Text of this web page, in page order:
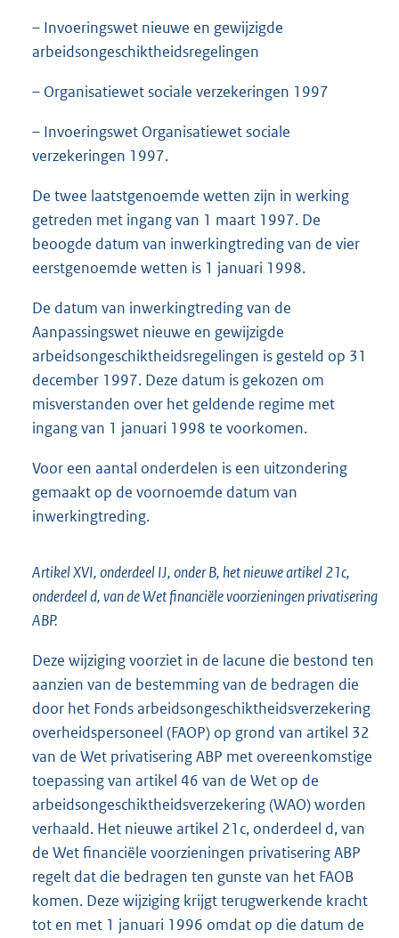
– Invoeringswet nieuwe en gewijzigde
arbeidsongeschiktheidsregelingen
– Organisatiewet sociale verzekeringen 1997
– Invoeringswet Organisatiewet sociale
verzekeringen 1997.
De twee laatstgenoemde wetten zijn in werking
getreden met ingang van 1 maart 1997. De
beoogde datum van inwerkingtreding van de vier
eerstgenoemde wetten is 1 januari 1998.
De datum van inwerkingtreding van de
Aanpassingswet nieuwe en gewijzigde
arbeidsongeschiktheidsregelingen is gesteld op 31
december 1997. Deze datum is gekozen om
misverstanden over het geldende regime met
ingang van 1 januari 1998 te voorkomen.
Voor een aantal onderdelen is een uitzondering
gemaakt op de voornoemde datum van
inwerkingtreding.
Artikel XVI, onderdeel IJ, onder B, het nieuwe artikel 21c,
onderdeel d, van de Wet financiële voorzieningen privatisering
ABP.
Deze wijziging voorziet in de lacune die bestond ten
aanzien van de bestemming van de bedragen die
door het Fonds arbeidsongeschiktheidsverzekering
overheidspersoneel (FAOP) op grond van artikel 32
van de Wet privatisering ABP met overeenkomstige
toepassing van artikel 46 van de Wet op de
arbeidsongeschiktheidsverzekering (WAO) worden
verhaald. Het nieuwe artikel 21c, onderdeel d, van
de Wet financiële voorzieningen privatisering ABP
regelt dat die bedragen ten gunste van het FAOB
komen. Deze wijziging krijgt terugwerkende kracht
tot en met 1 januari 1996 omdat op die datum de